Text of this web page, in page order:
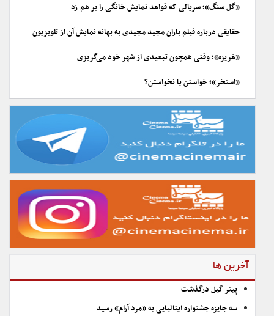
«گل سنگ»؛ سریالی که قواعد نمایش خانگی را بر هم زد
حقایقی درباره فیلم باران مجید مجیدی به بهانه نمایش آن از تلویزیون
«غریزه»؛ وقتی همچون تبعیدی از شهر خود می‌گریزی
«استخر»؛ خواستن یا نخواستن؟
آخرین ها
پیتر گیل درگذشت
سه جایزه جشنواره ایتالیایی به «مرد آرام» رسید